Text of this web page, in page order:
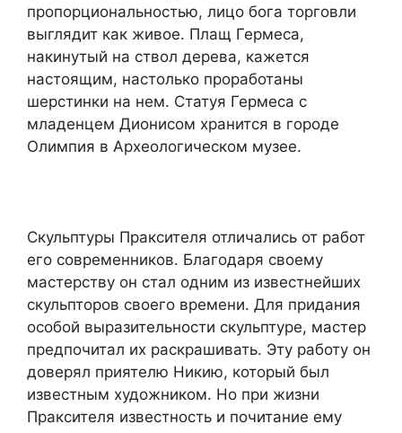
пропорциональностью, лицо бога торговли
выглядит как живое. Плащ Гермеса,
накинутый на ствол дерева, кажется
настоящим, настолько проработаны
шерстинки на нем. Статуя Гермеса с
младенцем Дионисом хранится в городе
Олимпия в Археологическом музее.
Скульптуры Праксителя отличались от работ
его современников. Благодаря своему
мастерству он стал одним из известнейших
скульпторов своего времени. Для придания
особой выразительности скульптуре, мастер
предпочитал их раскрашивать. Эту работу он
доверял приятелю Никию, который был
известным художником. Но при жизни
Праксителя известность и почитание ему